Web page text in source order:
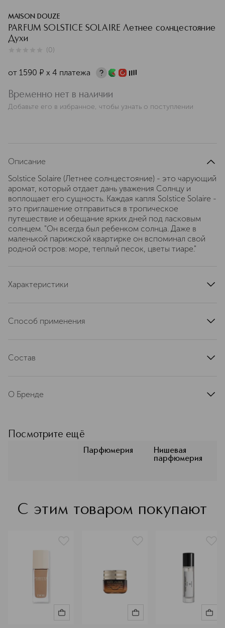
MAISON DOUZE
PARFUM SOLSTICE SOLAIRE Летнее солнцестояние
Духи
(0)
от 1590 ¤ х 4 платежа
Временно нет в наличии
Добавьте его в избранное, чтобы узнать о поступлении
Описание
Solstice Solaire (Летнее солнцестояние) - это чарующий
аромат, который отдает дань уважения Солнцу и
воплощает его сущность. Каждая капля Solstice Solaire -
это приглашение отправиться в тропическое
путешествие и обещание ярких дней под ласковым
солнцем. "Он всегда был ребенком солнца. Даже в
маленькой парижской квартирке он вспоминал свой
родной остров: море, теплый песок, цветы тиаре."
Характеристики
ноты сердца
артикул
MDSS221
Способ применения
Состав
Citral, Citronellol, Farnesol, Isoeugenol, Eugenol.
О Бренде
астрологией и
сверхъестественными таинствами. В
бренде Masion Douze основатель
Самер Захария воплотил свою
олицетворяющий каждый из них.
Посмотрите ещё
Парфюмерия
Нишевая
парфюмерия
С этим товаром покупают